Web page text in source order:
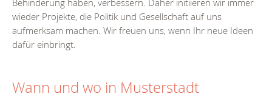
Behinderung haben, verbessern. Daher initiieren wir immer
wieder Projekte, die Politik und Gesellschaft auf uns
aufmerksam machen. Wir freuen uns, wenn Ihr neue Ideen
dafür einbringt.
Wann und wo in Musterstadt